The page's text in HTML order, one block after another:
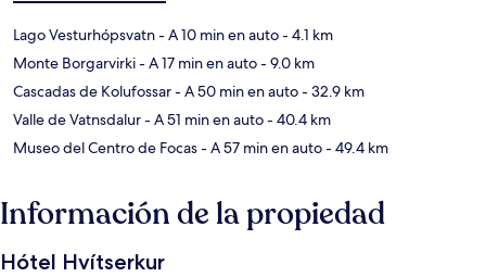
Lago Vesturhópsvatn- A 10 min en auto- 4.1 km
Monte Borgarvirki- A 17 min en auto- 9.0 km
Cascadas de Kolufossar- A 50 min en auto- 32.9 km
Valle de Vatnsdalur- A 51 min en auto- 40.4 km
Museo del Centro de Focas- A 57 min en auto- 49.4 km
Información de la propiedad
Hótel Hvítserkur